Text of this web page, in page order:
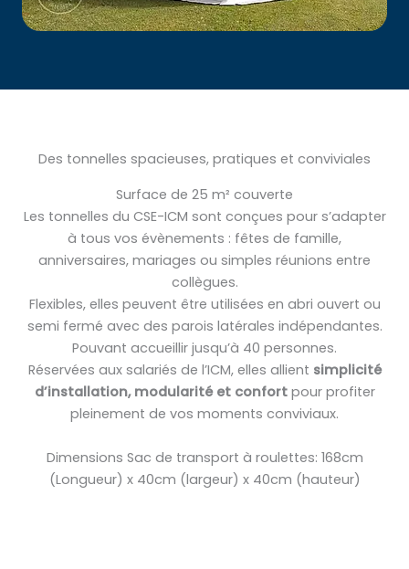
Des tonnelles spacieuses, pratiques et conviviales
Surface de 25 m² couverte
Les tonnelles du CSE-ICM sont conçues pour s’adapter
à tous vos évènements : fêtes de famille,
anniversaires, mariages ou simples réunions entre
collègues.
Flexibles, elles peuvent être utilisées en abri ouvert ou
semi fermé avec des parois latérales indépendantes.
Pouvant accueillir jusqu’à 40 personnes.
Réservées aux salariés de l’ICM, elles allient simplicité
d’installation, modularité et confortpour profiter
pleinement de vos moments conviviaux.
Dimensions Sac de transport à roulettes: 168cm
(Longueur) x 40cm (largeur) x 40cm (hauteur)